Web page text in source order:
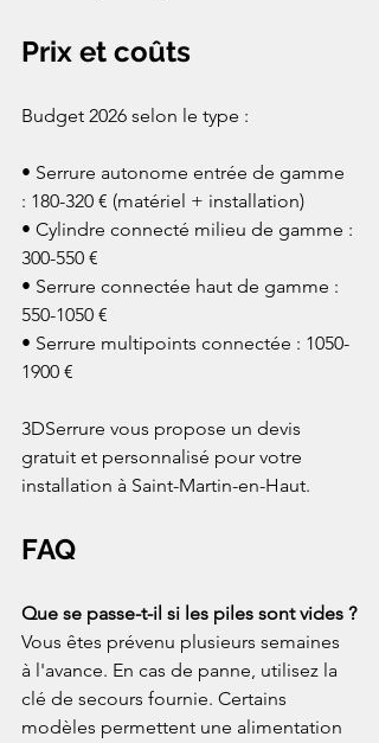
Prix et coûts
Budget 2026 selon le type :
• Serrure autonome entrée de gamme
: 180-320 € (matériel + installation)
• Cylindre connecté milieu de gamme :
300-550 €
• Serrure connectée haut de gamme :
550-1050 €
• Serrure multipoints connectée : 1050-
1900 €
3DSerrure vous propose un devis
gratuit et personnalisé pour votre
installation à Saint-Martin-en-Haut.
FAQ
Que se passe-t-il si les piles sont vides ?
Vous êtes prévenu plusieurs semaines
à l'avance. En cas de panne, utilisez la
clé de secours fournie. Certains
modèles permettent une alimentation